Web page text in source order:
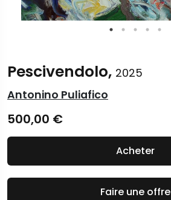
Pescivendolo, 2025
Antonino Puliafico
500,00 €
Faire une offre
Acheter